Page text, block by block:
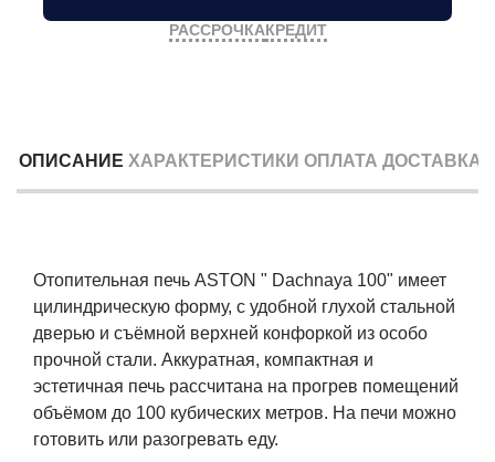
РАССРОЧКАКРЕДИТ
ОПИСАНИЕ ХАРАКТЕРИСТИКИ ОПЛАТА ДОСТАВКА
Отопительная печь ASTON " Dachnaya 100" имеет
цилиндрическую форму, с удобной глухой стальной
дверью и съёмной верхней конфоркой из особо
прочной стали. Аккуратная, компактная и
эстетичная печь рассчитана на прогрев помещений
объёмом до 100 кубических метров. На печи можно
готовить или разогревать еду.